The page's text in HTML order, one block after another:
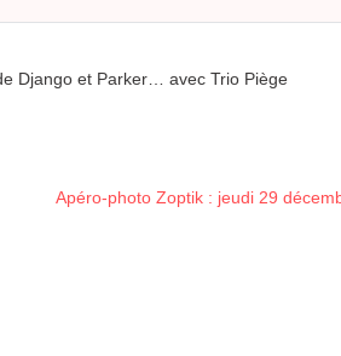
Django et Parker… avec Trio Piège
Apéro-photo Zoptik : jeudi 29